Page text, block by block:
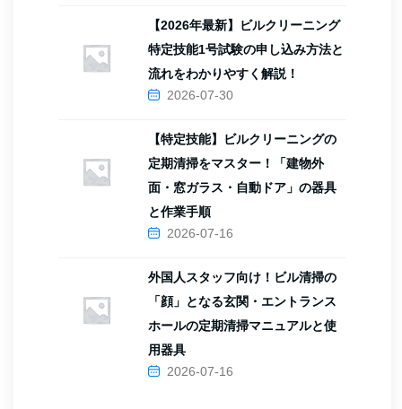
【2026年最新】ビルクリーニング
特定技能1号試験の申し込み方法と
流れをわかりやすく解説！
2026-07-30
【特定技能】ビルクリーニングの
定期清掃をマスター！「建物外
面・窓ガラス・自動ドア」の器具
と作業手順
2026-07-16
外国人スタッフ向け！ビル清掃の
「顔」となる玄関・エントランス
ホールの定期清掃マニュアルと使
用器具
2026-07-16